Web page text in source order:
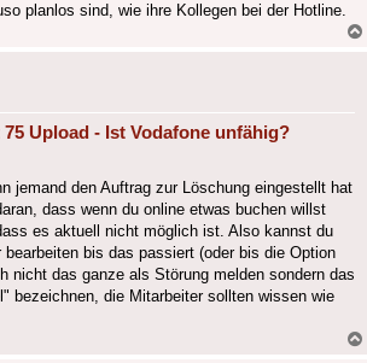
planlos sind, wie ihre Kollegen bei der Hotline.
Upload - Ist Vodafone unfähig?
jemand den Auftrag zur Löschung eingestellt hat
dass wenn du online etwas buchen willst
es aktuell nicht möglich ist. Also kannst du
bearbeiten bis das passiert (oder bis die Option
nicht das ganze als Störung melden sondern das
bezeichnen, die Mitarbeiter sollten wissen wie